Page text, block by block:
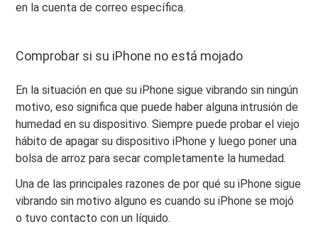
en la cuenta de correo específica.
Comprobar si su iPhone no está mojado
En la situación en que su iPhone sigue vibrando sin ningún
motivo, eso significa que puede haber alguna intrusión de
humedad en su dispositivo. Siempre puede probar el viejo
hábito de apagar su dispositivo iPhone y luego poner una
bolsa de arroz para secar completamente la humedad.
Una de las principales razones de por qué su iPhone sigue
vibrando sin motivo alguno es cuando su iPhone se mojó
o tuvo contacto con un líquido.